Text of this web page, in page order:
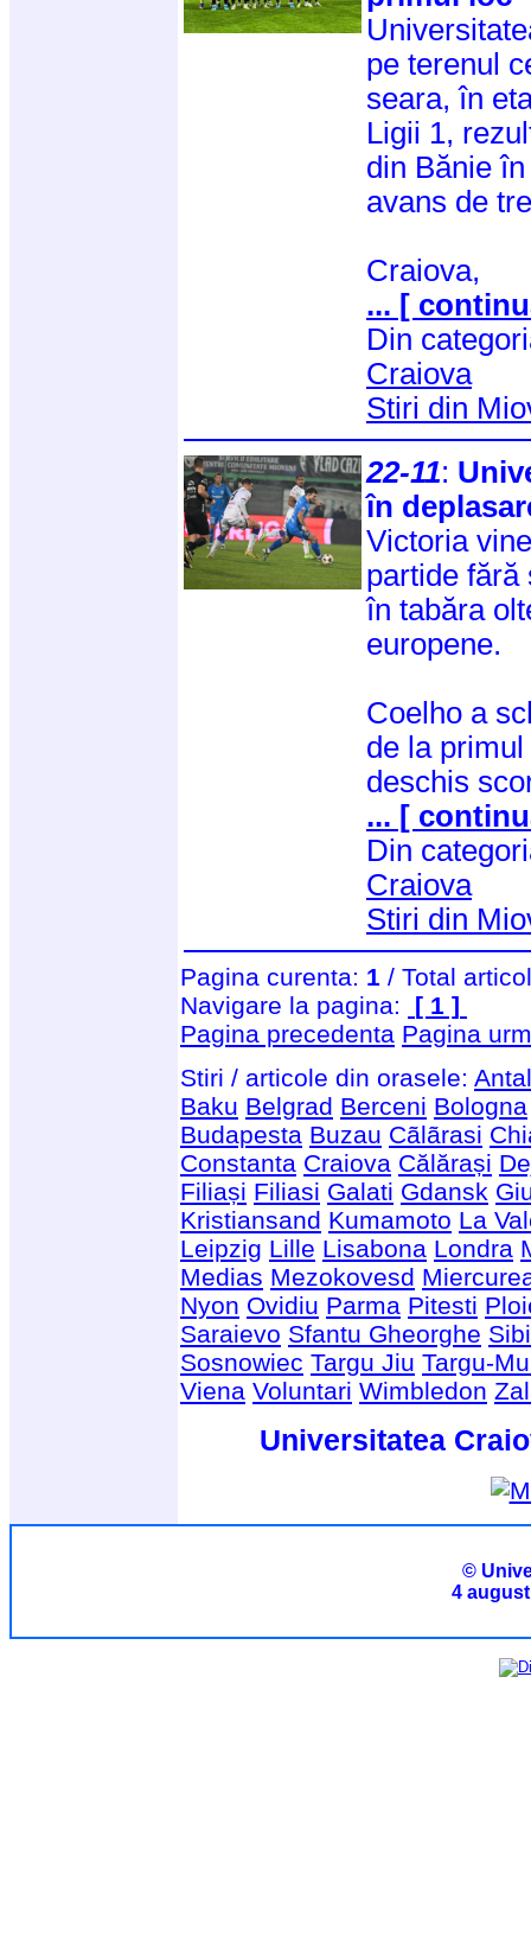
pe terenul
seara, în
Ligii 1,
din Bănie
avans de
Craiova,
... [
Din
Craiova
Stiri din
22-11:
în
Victoria
partide fără
în tabăra
europene.
Coelho a
de la
deschis
... [
Din
Craiova
Stiri din
Pagina curenta: 1 / Total
Navigare la pagina:
[ 1 ]
Pagina precedenta Pagina
Stiri / articole din orasele:
Baku Belgrad Berceni Bologna
Budapesta Buzau Cãlãrasi
Constanta Craiova Călărași
Filiași Filiasi Galati Gdansk
Kristiansand Kumamoto La
Leipzig Lille Lisabona Londra
Medias Mezokovesd
Nyon Ovidiu Parma Pitesti
Saraievo Sfantu Gheorghe
Sosnowiec Targu Jiu Targu-
Viena Voluntari Wimbledon
Universitatea
©
4